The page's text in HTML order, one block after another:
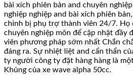
bài xích phiên bản and chuyên
nghiệp nghiệp and bài xích phiên
chỉnh bị phụ trợ thành viên 24/7. Họ
chuyên nghiệp môn để cập nhật đầy
viên phương pháp sớm nhất Chắn
đáng ra. Sự nhiệt liệt and cẩn thẩn
ty người công ty đặt hàng hàng là
Khủng của xe wave alpha 50cc.